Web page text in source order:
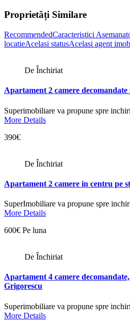
Proprietăți Similare
RecommendedCaracteristici
locatieAcelasi statusAcelasi agent
De Închiriat
Apartament 2 camere
Superimobiliare va propune spre
More Details
390€
De Închiriat
Apartament 2 camere in centru pe
SuperImobiliare va propune spre
More Details
600€ Pe luna
De Închiriat
Apartament 4 camere
Grigorescu
Superimobiliare va propune spre
More Details